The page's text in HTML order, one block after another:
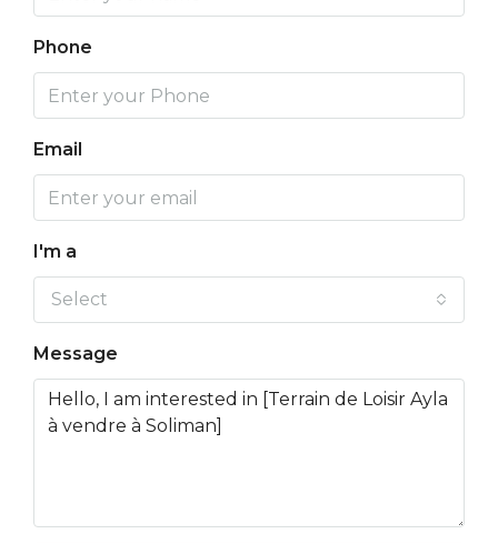
Phone
Email
I'm a
Select
Message